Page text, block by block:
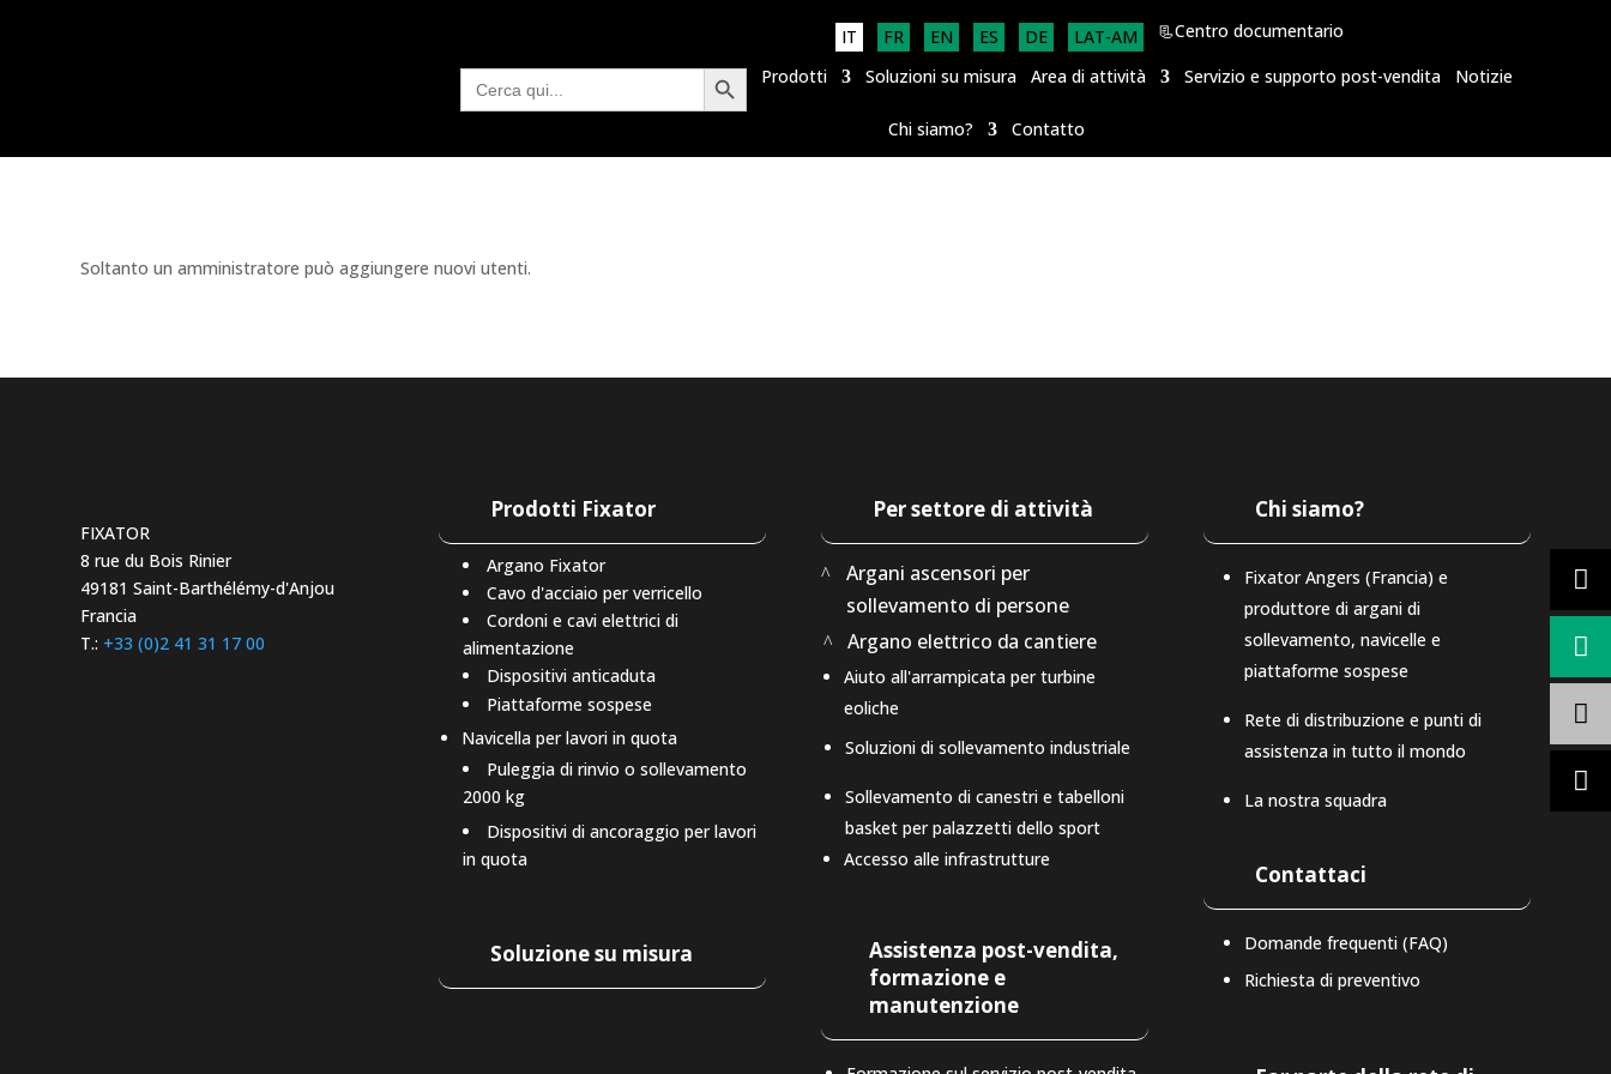
IT FR EN ES DE LAT-AM
📃Centro documentario
Search
for:
Search Button Prodotti Soluzioni su misura Area di attività Servizio e supporto post-vendita Notizie
Chi siamo? Contatto
Soltanto un amministratore può aggiungere nuovi utenti.
FIXATOR
8 rue du Bois Rinier
49181 Saint-Barthélémy-d'Anjou
Francia
T.: +33 (0)2 41 31 17 00
Prodotti Fixator
Argano Fixator
Cavo d'acciaio per verricello
Cordoni e cavi elettrici di
alimentazione
Dispositivi anticaduta
Piattaforme sospese
Navicella per lavori in quota
Puleggia di rinvio o sollevamento
2000 kg
Dispositivi di ancoraggio per lavori
in quota
Soluzione su misura
Per settore di attività
Argani ascensori per
sollevamento di persone
Argano elettrico da cantiere
Aiuto all'arrampicata per turbine
eoliche
Soluzioni di sollevamento industriale
Sollevamento di canestri e tabelloni
basket per palazzetti dello sport
Accesso alle infrastrutture
Assistenza post-vendita,
formazione e
manutenzione
Chi siamo?
Fixator Angers (Francia) e
produttore di argani di
sollevamento, navicelle e
piattaforme sospese
Rete di distribuzione e punti di
assistenza in tutto il mondo
La nostra squadra
Contattaci
Domande frequenti (FAQ)
Richiesta di preventivo